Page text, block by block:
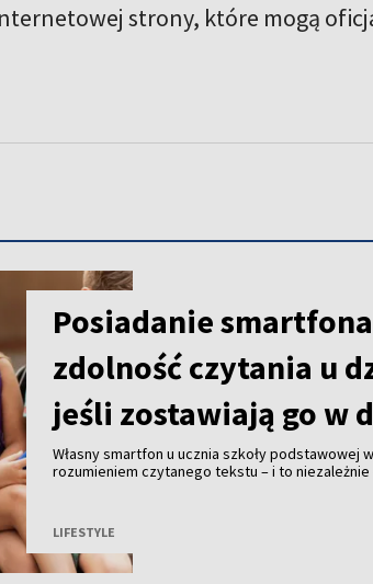
strony, które mogą
Posiadanie
zdolność czytania u
jeśli zostawiają go w
Własny smartfon u ucznia szkoły podstawowej
rozumieniem czytanego tekstu – i to
czasopismo naukowe „Behavioral Sciences”.
LIFESTYLE